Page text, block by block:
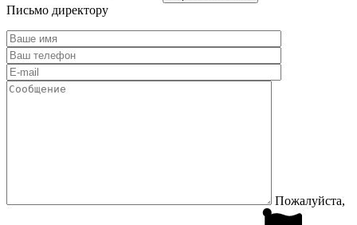
Письмо директору
Пожалуйста,